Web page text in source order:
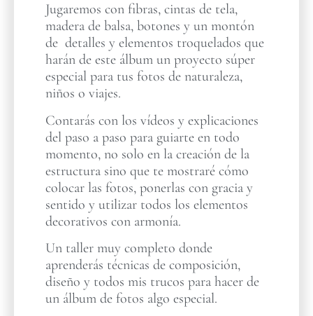
Jugaremos con fibras, cintas de tela,
madera de balsa, botones y un montón
de detalles y elementos troquelados que
harán de este álbum un proyecto súper
especial para tus fotos de naturaleza,
niños o viajes.
Contarás con los vídeos y explicaciones
del paso a paso para guiarte en todo
momento, no solo en la creación de la
estructura sino que te mostraré cómo
colocar las fotos, ponerlas con gracia y
sentido y utilizar todos los elementos
decorativos con armonía.
Un taller muy completo donde
aprenderás técnicas de composición,
diseño y todos mis trucos para hacer de
un álbum de fotos algo especial.